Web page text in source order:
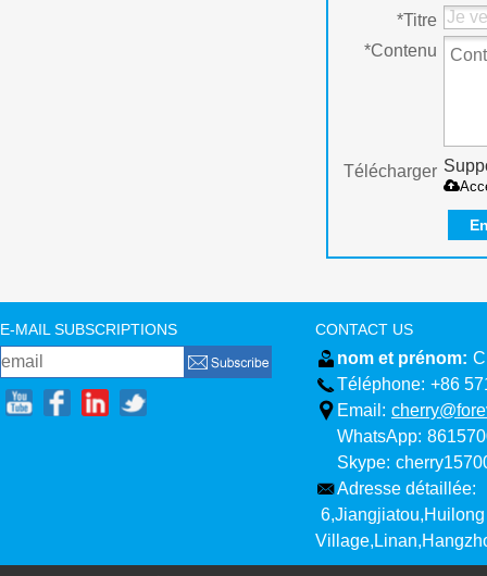
*Titre
*Contenu
Télécharger
E-MAIL SUBSCRIPTIONS CONTACT US
nom et prénom:
Téléphone: +86
Email:
WhatsApp:
Skype:
Adresse détaillée:
6,Jiangjiatou,Huilong